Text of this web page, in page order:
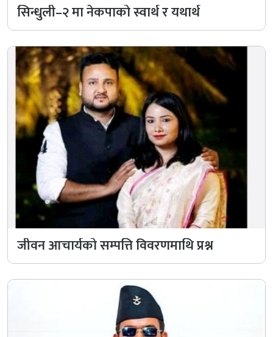
सिन्धुली–२ मा नेकपाको स्वार्थ र यथार्थ
जीवन आचार्यको सम्पत्ति विवरणमाथि प्रश्न